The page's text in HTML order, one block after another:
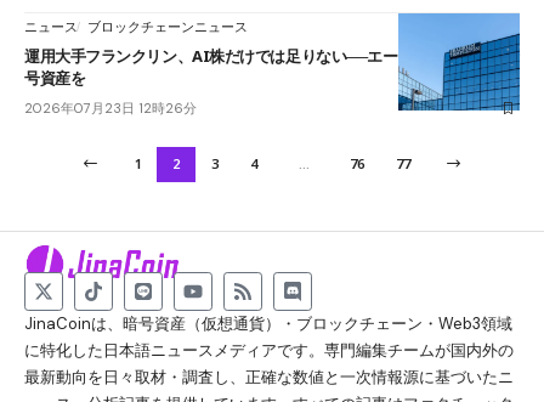
ニュース ブロックチェーンニュース
運用大手フランクリン、AI株だけでは足りない──エージェント経済に暗
号資産を
2026年07月23日 12時26分
1 2 3 4 … 76 77
JinaCoinは、暗号資産（仮想通貨）・ブロックチェーン・Web3領域
に特化した日本語ニュースメディアです。専門編集チームが国内外の
最新動向を日々取材・調査し、正確な数値と一次情報源に基づいたニ